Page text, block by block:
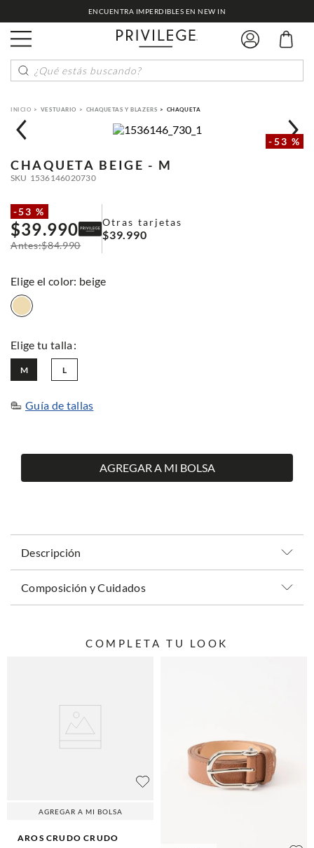
ENCUENTRA IMPERDIBLES EN NEW IN
¿Qué estás buscando?
VESTUARIO CHAQUETAS Y BLAZERS CHAQUETA
-53 %
CHAQUETA BEIGE - M
SKU 1536146020730
-53 %
$39.990
$84.990
Otras tarjetas
$39.990
: beige
L
M
Guía de tallas
AGREGAR A MI BOLSA
Descripción
Composición y Cuidados
COMPLETA TU LOOK
AGREGAR A MI BOLSA
AROS CRUDO CRUDO